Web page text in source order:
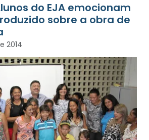
do EJA emocionam
sobre a obra de
2014